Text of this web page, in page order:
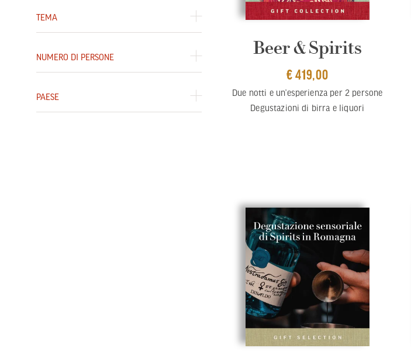
TEMA
NUMERO DI PERSONE
PAESE
Beer & Spirits
€ 419,00
Due notti e un’esperienza per 2 persone
Degustazioni di birra e liquori